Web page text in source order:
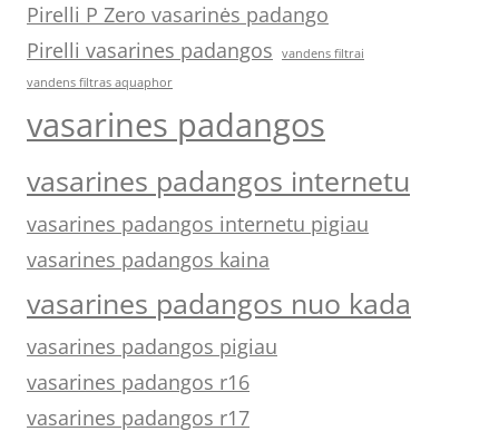
Pirelli P Zero vasarinės padango
Pirelli vasarines padangos
vandens filtrai
vandens filtras aquaphor
vasarines padangos
vasarines padangos internetu
vasarines padangos internetu pigiau
vasarines padangos kaina
vasarines padangos nuo kada
vasarines padangos pigiau
vasarines padangos r16
vasarines padangos r17